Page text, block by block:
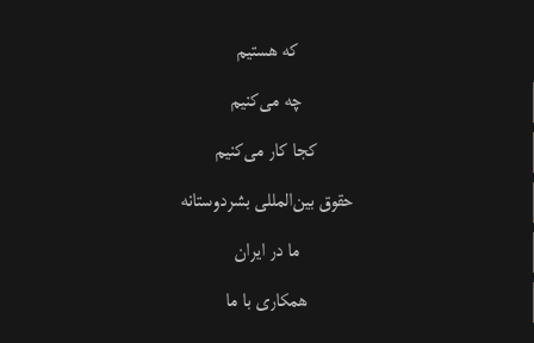
که هستیم
چه می‌کنیم
کجا کار می‌کنیم
حقوق بین‌المللی بشردوستانه
ما در ایران
همکاری با ما